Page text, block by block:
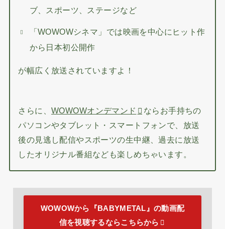
ブ、スポーツ、ステージなど
「WOWOWシネマ」では映画を中心にヒット作
から日本初公開作
が幅広く放送されていますよ！
さらに、WOWOWオンデマンド
ならお手持ちの
パソコンやタブレット・スマートフォンで、放送
後の見逃し配信やスポーツの生中継、過去に放送
したオリジナル番組なども楽しめちゃいます。
WOWOWから『BABYMETAL』の動画配
信を視聴するならこちらから